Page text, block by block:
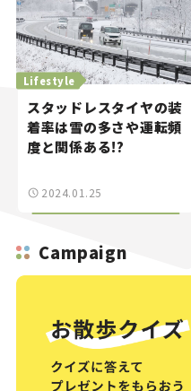
Lifestyle
スタッドレスタイヤの装
着率は雪の多さや運転頻
度と関係ある!?
2024.01.25
Campaign